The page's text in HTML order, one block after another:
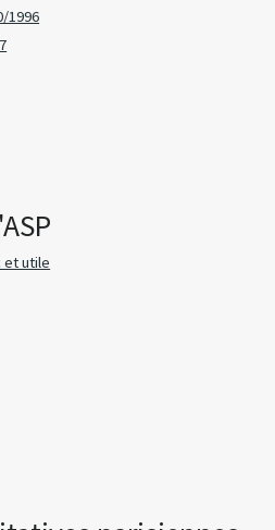
1996
et utile